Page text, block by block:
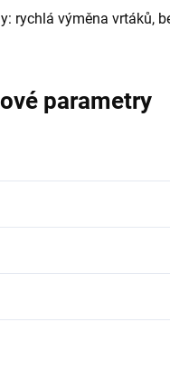
rychlá výměna vrtáků,
parametry